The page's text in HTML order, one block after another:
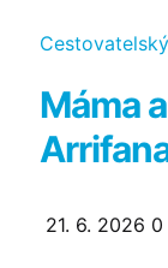
Kategorie
Máma
21. 6. 2026 0